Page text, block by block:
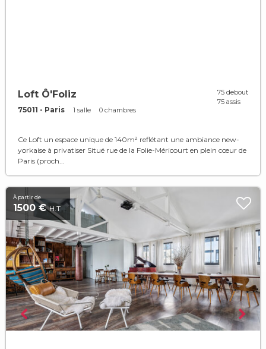
Loft Ô'Foliz
75011 - Paris 1 salle 0 chambres
75 debout
75 assis
Ce Loft un espace unique de 140m² reflétant une ambiance new-
yorkaise à privatiser Situé rue de la Folie-Méricourt en plein cœur de
Paris (proch...
À partir de
1500 €H.T